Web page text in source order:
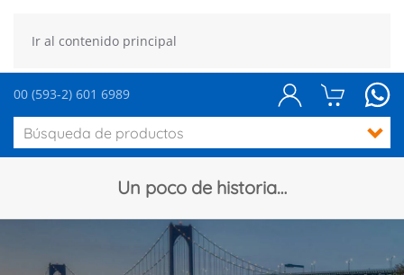
Ir al contenido principal
00 (593-2) 601 6989
Un poco de historia…